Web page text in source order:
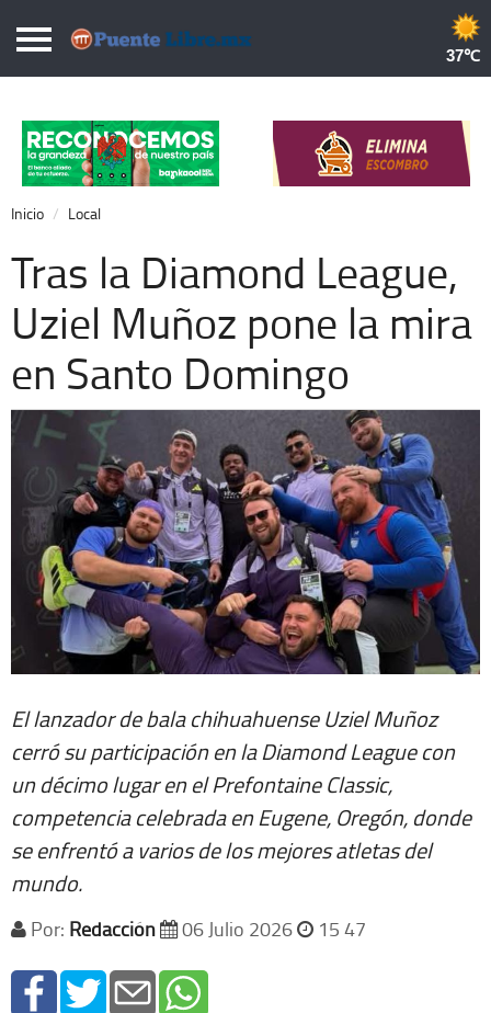
Puentelibre.mx
Local
Nacional
Opinión
Cronos
Economía
Espectáculos
Extra +
Inicio Local
Tras la Diamond League,
Uziel Muñoz pone la mira
en Santo Domingo
El lanzador de bala chihuahuense Uziel Muñoz
cerró su participación en la Diamond League con
un décimo lugar en el Prefontaine Classic,
competencia celebrada en Eugene, Oregón, donde
se enfrentó a varios de los mejores atletas del
mundo.
Por: Redacción 06 Julio 2026 15 47